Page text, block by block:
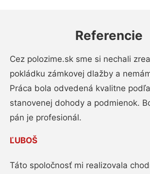
Referencie
Cez polozime.sk sme si nechali
pokládku zámkovej dlažby a
Práca bola odvedená kvalitne
stanovenej dohody a podmienok.
pán je profesionál.
ĽUBOŠ
Táto spoločnosť mi realizovala